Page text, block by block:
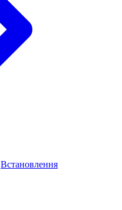
Встановлення